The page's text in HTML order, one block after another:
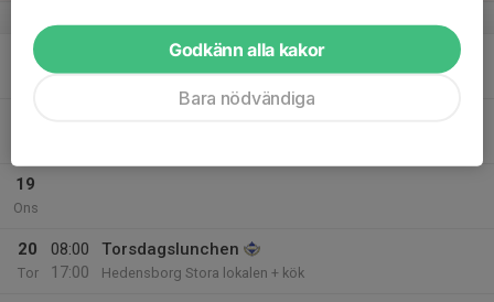
17
19
Ons
20
Tor
08:00
17:00
Torsdagslunchen
Hedensborg Stora lokalen + kök
Godkänn alla kakor
Bara nödvändiga